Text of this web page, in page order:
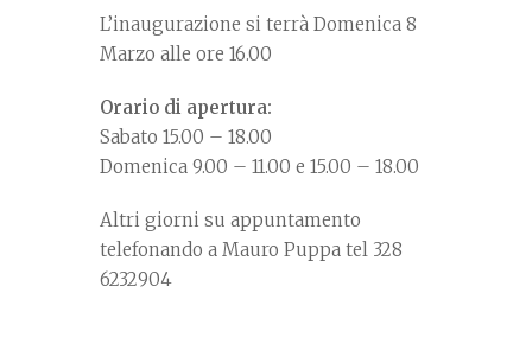
L’inaugurazione si terrà Domenica 8
Marzo alle ore 16.00
Orario di apertura:
Sabato 15.00 – 18.00
Domenica 9.00 – 11.00 e 15.00 – 18.00
Altri giorni su appuntamento
telefonando a Mauro Puppa tel 328
6232904